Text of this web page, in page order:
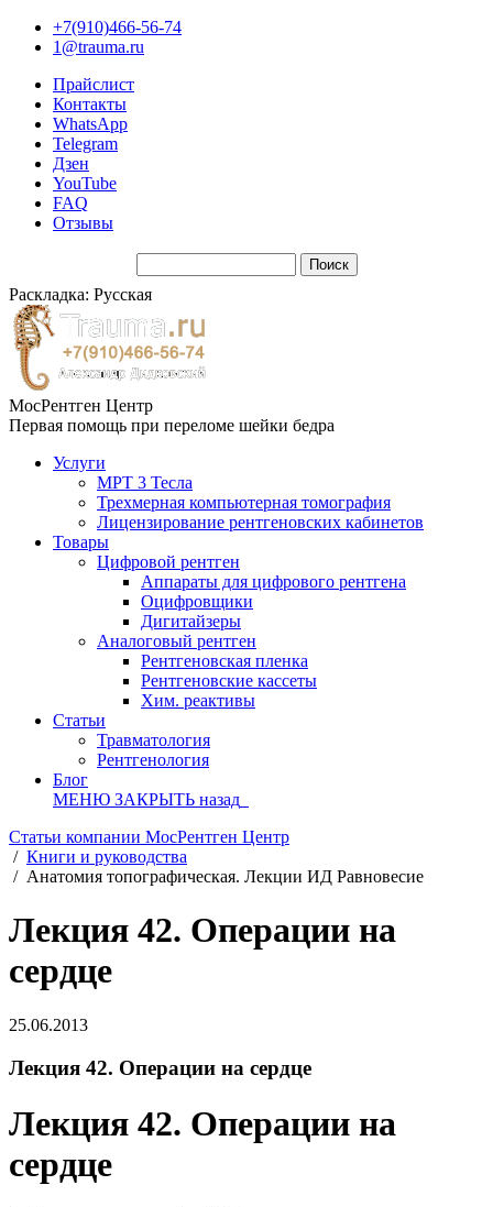
+7(910)466-56-74
1@trauma.ru
Прайслист
Контакты
WhatsApp
Telegram
Дзен
YouTube
FAQ
Отзывы
Раскладка: Русская
МосРентген Центр
Первая помощь при переломе шейки бедра
Услуги
МРТ 3 Тесла
Трехмерная компьютерная томография
Лицензирование рентгеновских кабинетов
Товары
Цифровой рентген
Аппараты для цифрового рентгена
Оцифровщики
Дигитайзеры
Аналоговый рентген
Рентгеновская пленка
Рентгеновские кассеты
Хим. реактивы
Статьи
Травматология
Рентгенология
Блог
МЕНЮ ЗАКРЫТЬ назад
Статьи компании МосРентген Центр
/ Книги и руководства
/ Анатомия топографическая. Лекции ИД Равновесие
Лекция 42. Операции на
сердце
25.06.2013
Лекция 42. Операции на сердце
Лекция 42. Операции на
сердце